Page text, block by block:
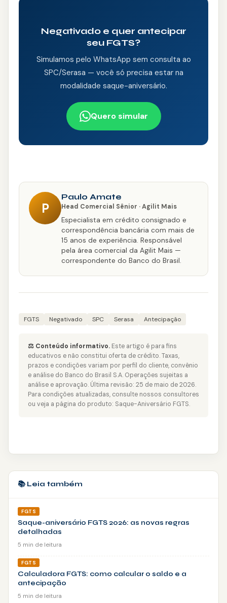
Negativado e quer antecipar
seu FGTS?
Simulamos pelo WhatsApp sem consulta ao
SPC/Serasa — você só precisa estar na
modalidade saque-aniversário.
Quero simular
P
Paulo Amate
Head Comercial Sênior · Agilit Mais
Especialista em crédito consignado e
correspondência bancária com mais de
15 anos de experiência. Responsável
pela área comercial da Agilit Mais —
correspondente do Banco do Brasil.
FGTS Negativado SPC Serasa Antecipação
⚖️ Conteúdo informativo.Este artigo é para fins
educativos e não constitui oferta de crédito. Taxas,
prazos e condições variam por perfil do cliente, convênio
e análise do Banco do Brasil S.A. Operações sujeitas a
análise e aprovação. Última revisão: 25 de maio de 2026.
Para condições atualizadas, consulte nossos consultores
ou veja a página do produto: Saque-Aniversário FGTS.
📚 Leia também
FGTS
Saque-aniversário FGTS 2026: as novas regras
detalhadas
5 min de leitura
FGTS
Calculadora FGTS: como calcular o saldo e a
antecipação
5 min de leitura